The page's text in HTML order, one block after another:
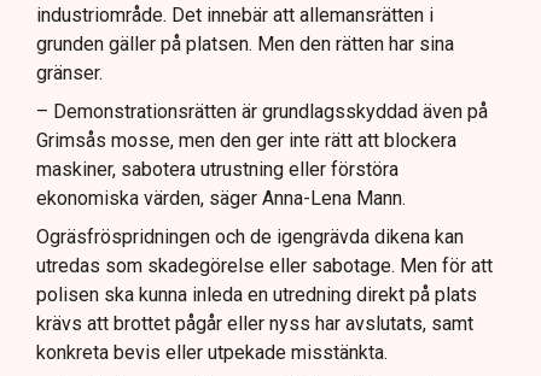
industriområde. Det innebär att allemansrätten i
grunden gäller på platsen. Men den rätten har sina
gränser.
– Demonstrationsrätten är grundlagsskyddad även på
Grimsås mosse, men den ger inte rätt att blockera
maskiner, sabotera utrustning eller förstöra
ekonomiska värden, säger Anna-Lena Mann.
Ogräsfröspridningen och de igengrävda dikena kan
utredas som skadegörelse eller sabotage. Men för att
polisen ska kunna inleda en utredning direkt på plats
krävs att brottet pågår eller nyss har avslutats, samt
konkreta bevis eller utpekade misstänkta.